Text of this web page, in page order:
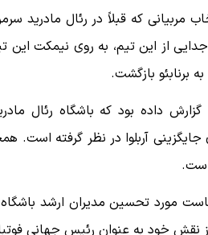
مربیانی که قبلاً در رئال مادرید
داده بود که باشگاه رئال
جایگزینی آربلوا در نظر گرفته
مورد تحسین مدیران ارشد
به عنوان رئیس جهانی فوتبال ردبول، سمتی که در